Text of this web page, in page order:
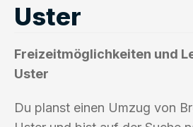
Uster
Freizeitmöglichkeiten und
Uster
Du planst einen Umzug von